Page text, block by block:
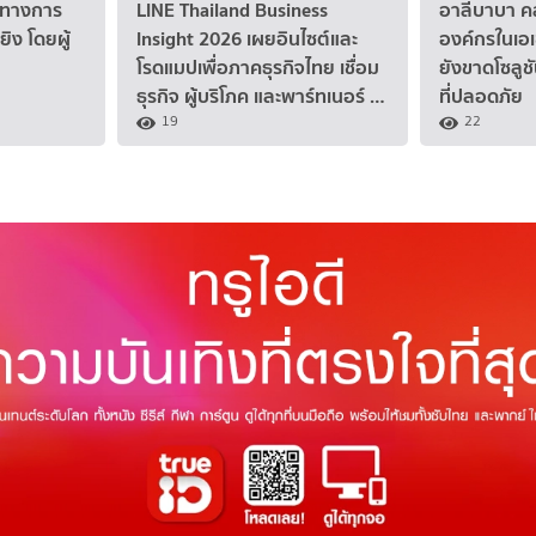
างการ
ง โดยผู้
LINE Thailand Business
Insight 2026 เผยอินไซต์และ
โรดแมปเพื่อภาคธุรกิจไทย เชื่อม
ธุรกิจ ผู้บริโภค และพาร์ทเนอร์ …
19
อาลีบาบา
องค์กรในเอ
ยังขาดโซลู
ที่ปลอดภัย
22